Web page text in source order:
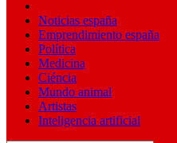
Noticias españa
Emprendimiento españa
Política
Medicina
Ciéncia
Mundo animal
Artistas
Inteligencia artificial